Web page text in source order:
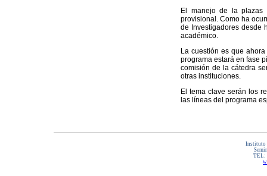
El manejo de la plazas
provisional. Como ha
de Investigadores desde
académico.
La cuestión es que
programa estará en fase
comisión de la cátedra
otras instituciones.
El tema clave serán los
las líneas del programa
Instituto
TEL: